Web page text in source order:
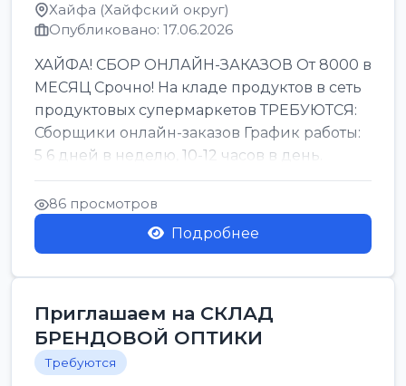
Хайфа (Хайфский округ)
Опубликовано: 17.06.2026
ХАЙФА! СБОР ОНЛАЙН-ЗАКАЗОВ От 8000 в
МЕСЯЦ Срочно! На кладе продуктов в сеть
продуктовых супермаркетов ТРЕБУЮТСЯ:
Сборщики онлайн-заказов График работы:
5 6 дней в неделю, 10-12 часов в день.
Колле ОП...
86 просмотров
Подробнее
Приглашаем на СКЛАД
БРЕНДОВОЙ ОПТИКИ
Требуются